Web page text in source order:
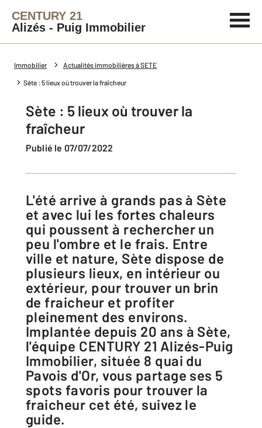
CENTURY 21
Alizés - Puig Immobilier
Immobilier Actualités immobilières à SETE
Sète : 5 lieux où trouver la fraîcheur
Sète : 5 lieux où trouver la
fraîcheur
Publié le 07/07/2022
L'été arrive à grands pas à Sète
et avec lui les fortes chaleurs
qui poussent à rechercher un
peu l'ombre et le frais. Entre
ville et nature, Sète dispose de
plusieurs lieux, en intérieur ou
extérieur, pour trouver un brin
de fraicheur et profiter
pleinement des environs.
Implantée depuis 20 ans à Sète,
l'équipe CENTURY 21 Alizés-Puig
Immobilier, située 8 quai du
Pavois d'Or, vous partage ses 5
spots favoris pour trouver la
fraicheur cet été, suivez le
guide.